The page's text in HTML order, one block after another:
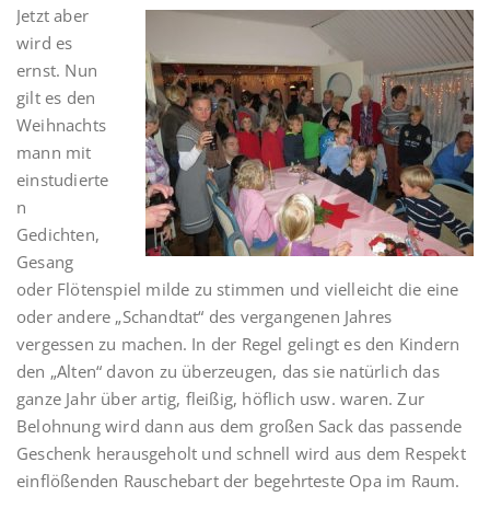
Jetzt aber
wird es
ernst. Nun
gilt es den
Weihnachts
mann mit
einstudierte
n
Gedichten,
Gesang
oder Flötenspiel milde zu stimmen und vielleicht die eine
oder andere „Schandtat“ des vergangenen Jahres
vergessen zu machen. In der Regel gelingt es den Kindern
den „Alten“ davon zu überzeugen, das sie natürlich das
ganze Jahr über artig, fleißig, höflich usw. waren. Zur
Belohnung wird dann aus dem großen Sack das passende
Geschenk herausgeholt und schnell wird aus dem Respekt
einflößenden Rauschebart der begehrteste Opa im Raum.